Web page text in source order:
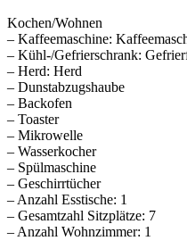
Kochen/Wohnen
– Kaffeemaschine:
– Kühl-/Gefrierschrank:
– Herd: Herd
– Dunstabzugshaube
– Backofen
– Toaster
– Mikrowelle
– Wasserkocher
– Spülmaschine
– Geschirrtücher
– Anzahl Esstische: 1
– Gesamtzahl Sitzplätze: 7
– Anzahl Wohnzimmer: 1